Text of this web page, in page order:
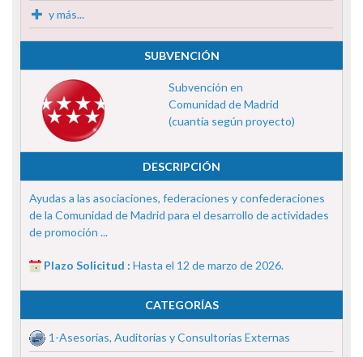
y más...
SUBVENCIÓN
Subvención en
Comunidad de Madrid
(cuantía según proyecto)
DESCRIPCIÓN
Ayudas a las asociaciones, federaciones y confederaciones
de la Comunidad de Madrid para el desarrollo de actividades
de promoción ...
Plazo Solicitud : Hasta el 12 de marzo de 2026.
CATEGORÍAS
1-Asesorías, Auditorías y Consultorías Externas